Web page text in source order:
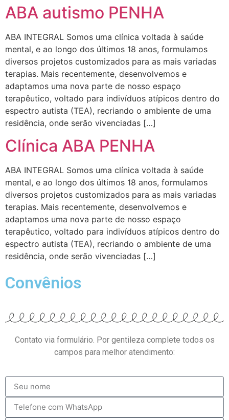
ABA autismo PENHA
ABA INTEGRAL Somos uma clínica voltada à saúde
mental, e ao longo dos últimos 18 anos, formulamos
diversos projetos customizados para as mais variadas
terapias. Mais recentemente, desenvolvemos e
adaptamos uma nova parte de nosso espaço
terapêutico, voltado para indivíduos atípicos dentro do
espectro autista (TEA), recriando o ambiente de uma
residência, onde serão vivenciadas […]
Clínica ABA PENHA
ABA INTEGRAL Somos uma clínica voltada à saúde
mental, e ao longo dos últimos 18 anos, formulamos
diversos projetos customizados para as mais variadas
terapias. Mais recentemente, desenvolvemos e
adaptamos uma nova parte de nosso espaço
terapêutico, voltado para indivíduos atípicos dentro do
espectro autista (TEA), recriando o ambiente de uma
residência, onde serão vivenciadas […]
Convênios
Contato via formulário. Por gentileza complete todos os
campos para melhor atendimento: